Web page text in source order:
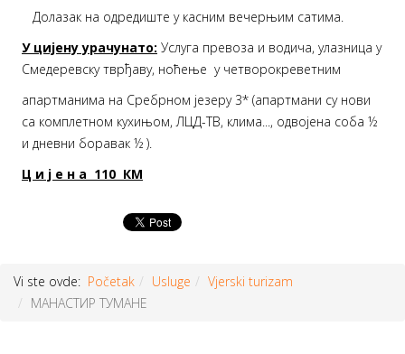
Долазак на одредиште у касним вечерњим сатима.
У цијену урачунато: Услуга превоза и водича, улазница у
Смедеревску тврђаву, ноћење у четворокреветним
апартманима на Сребрном језеру 3* (апартмани су нови
са комплетном кухињом, ЛЦД-ТВ, клима..., одвојена соба ½
и дневни боравак ½ ).
Ц и ј е н а 110 КМ
Vi ste ovde: Početak Usluge
Vjerski turizam
МАНАСТИР ТУМАНЕ